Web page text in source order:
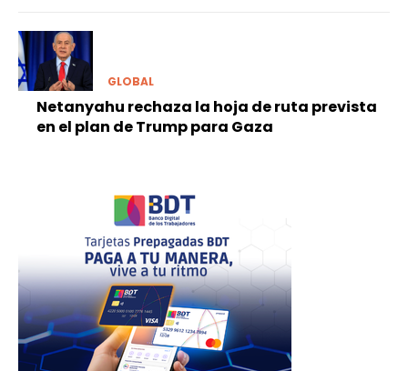
GLOBAL
Netanyahu rechaza la hoja de ruta prevista
en el plan de Trump para Gaza